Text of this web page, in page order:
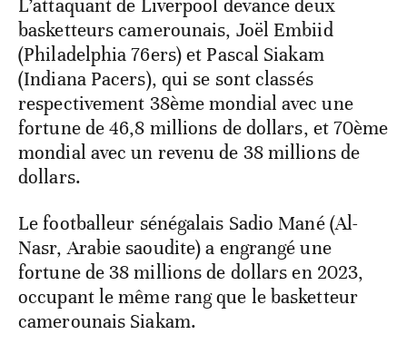
L’attaquant de Liverpool devance deux
basketteurs camerounais, Joël Embiid
(Philadelphia 76ers) et Pascal Siakam
(Indiana Pacers), qui se sont classés
respectivement 38ème mondial avec une
fortune de 46,8 millions de dollars, et 70ème
mondial avec un revenu de 38 millions de
dollars.
Le footballeur sénégalais Sadio Mané (Al-
Nasr, Arabie saoudite) a engrangé une
fortune de 38 millions de dollars en 2023,
occupant le même rang que le basketteur
camerounais Siakam.